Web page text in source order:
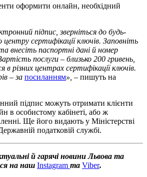
оформити онлайн, необхідний
підпис, зверніться до будь-
центру сертифікації ключів. Заповніть
внесіть паспортні дані й номер
послуги – близько 200 гривень,
в різних центрах сертифікації ключів.
– за посиланням», – пишуть на
підпис можуть отримати клієнти
в особистому кабінеті, або ж
Ще його видають у Міністерстві
податковій службі.
й гарячі новини Львова та
на наш Instagram та Viber.